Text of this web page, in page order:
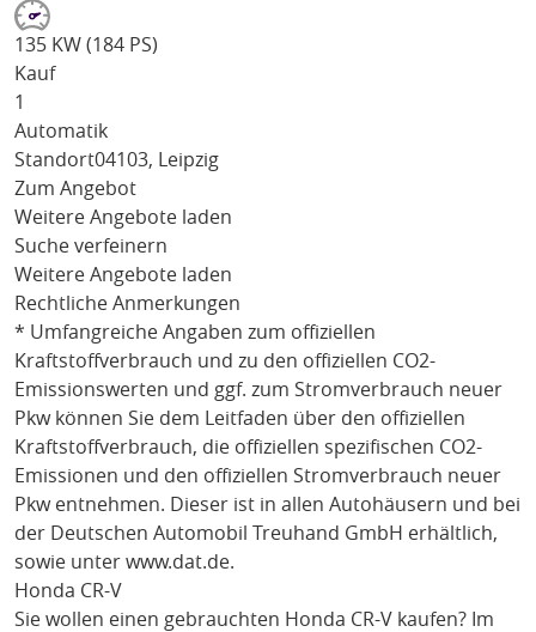
135 KW (184 PS)
Kauf
1
Automatik
Standort04103, Leipzig
Zum Angebot
Weitere Angebote laden
Suche verfeinern
Weitere Angebote laden
Rechtliche Anmerkungen
* Umfangreiche Angaben zum offiziellen
Kraftstoffverbrauch und zu den offiziellen CO2-
Emissionswerten und ggf. zum Stromverbrauch neuer
Pkw können Sie dem Leitfaden über den offiziellen
Kraftstoffverbrauch, die offiziellen spezifischen CO2-
Emissionen und den offiziellen Stromverbrauch neuer
Pkw entnehmen. Dieser ist in allen Autohäusern und bei
der Deutschen Automobil Treuhand GmbH erhältlich,
sowie unter www.dat.de.
Honda CR-V
Sie wollen einen gebrauchten Honda CR-V kaufen? Im